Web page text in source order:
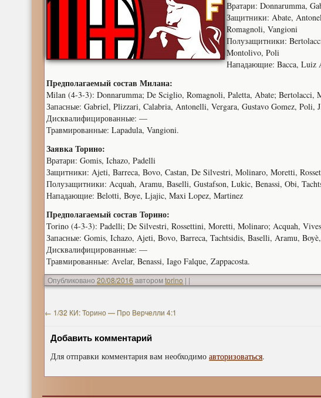
Вратари: Donnarumma,
Защитники: Abate,
Romagnoli, Vangioni
Полузащитники:
Montolivo, Poli
Нападающие: Bacca, Luiz
Предполагаемый состав Милана:
Milan (4-3-3): Donnarumma; De Sciglio, Romagnoli, Paletta, Abate; Bertolacci,
Запасные: Gabriel, Plizzari, Calabria, Antonelli, Vergara, Gustavo Gomez,
Дисквалифицированные: —
Травмированные: Lapadula, Vangioni.
Заявка Торино:
Вратари: Gomis, Ichazo, Padelli
Защитники: Ajeti, Barreca, Bovo, Castan, De Silvestri, Molinaro, Moretti,
Полузащитники: Acquah, Aramu, Baselli, Gustafson, Lukic, Benassi, Obi,
Нападающие: Belotti, Boye, Ljajic, Maxi Lopez, Martinez
Предполагаемый состав Торино:
Torino (4-3-3): Padelli; De Silvestri, Rossettini, Moretti, Molinaro; Acquah,
Запасные: Gomis, Ichazo, Ajeti, Bovo, Barreca, Tachtsidis, Baselli, Aramu,
Дисквалифицированные: —
Травмированные: Avelar, Benassi, Iago Falque, Zappacosta.
Опубликовано 20/08/2016 авторомtorino | |
← 1/32 КИ: Торино — Про Верчелли 4:1
Добавить комментарий
Для отправки комментария вам необходимоавторизоваться.